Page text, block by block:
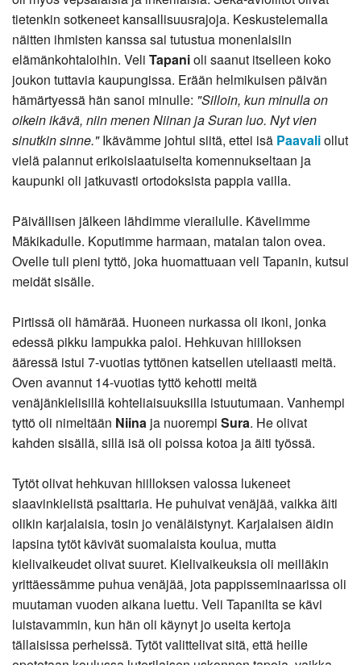
tietenkin sotkeneet kansallisuusrajoja. Keskustelemalla
näitten ihmisten kanssa sai tutustua monenlaisiin
elämänkohtaloihin. Veli Tapanioli saanut itselleen koko
joukon tuttavia kaupungissa. Erään helmikuisen päivän
hämärtyessä hän sanoi minulle: "Silloin, kun minulla on
oikein ikävä, niin menen Niinan ja Suran luo. Nyt vien
sinutkin sinne."Ikävämme johtui siitä, ettei isä Paavaliollut
vielä palannut erikoislaatuiselta komennukseltaan ja
kaupunki oli jatkuvasti ortodoksista pappia vailla.
Päivällisen jälkeen lähdimme vierailulle. Kävelimme
Mäkikadulle. Koputimme harmaan, matalan talon ovea.
Ovelle tuli pieni tyttö, joka huomattuaan veli Tapanin, kutsui
meidät sisälle.
Pirtissä oli hämärää. Huoneen nurkassa oli ikoni, jonka
edessä pikku lampukka paloi. Hehkuvan hiilloksen
ääressä istui 7-vuotias tyttönen katsellen uteliaasti meitä.
Oven avannut 14-vuotias tyttö kehotti meitä
venäjänkielisillä kohteliaisuuksilla istuutumaan. Vanhempi
tyttö oli nimeltään Niina ja nuorempi Sura. He olivat
kahden sisällä, sillä isä oli poissa kotoa ja äiti työssä.
Tytöt olivat hehkuvan hiilloksen valossa lukeneet
slaavinkielistä psalttaria. He puhuivat venäjää, vaikka äiti
olikin karjalaisia, tosin jo venäläistynyt. Karjalaisen äidin
lapsina tytöt kävivät suomalaista koulua, mutta
kielivaikeudet olivat suuret. Kielivaikeuksia oli meilläkin
yrittäessämme puhua venäjää, jota pappisseminaarissa oli
muutaman vuoden aikana luettu. Veli Tapanilta se kävi
luistavammin, kun hän oli käynyt jo useita kertoja
tällaisissa perheissä. Tytöt valittelivat sitä, että heille